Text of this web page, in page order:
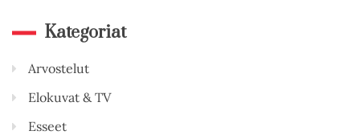
Kategoriat
Arvostelut
Elokuvat & TV
Esseet